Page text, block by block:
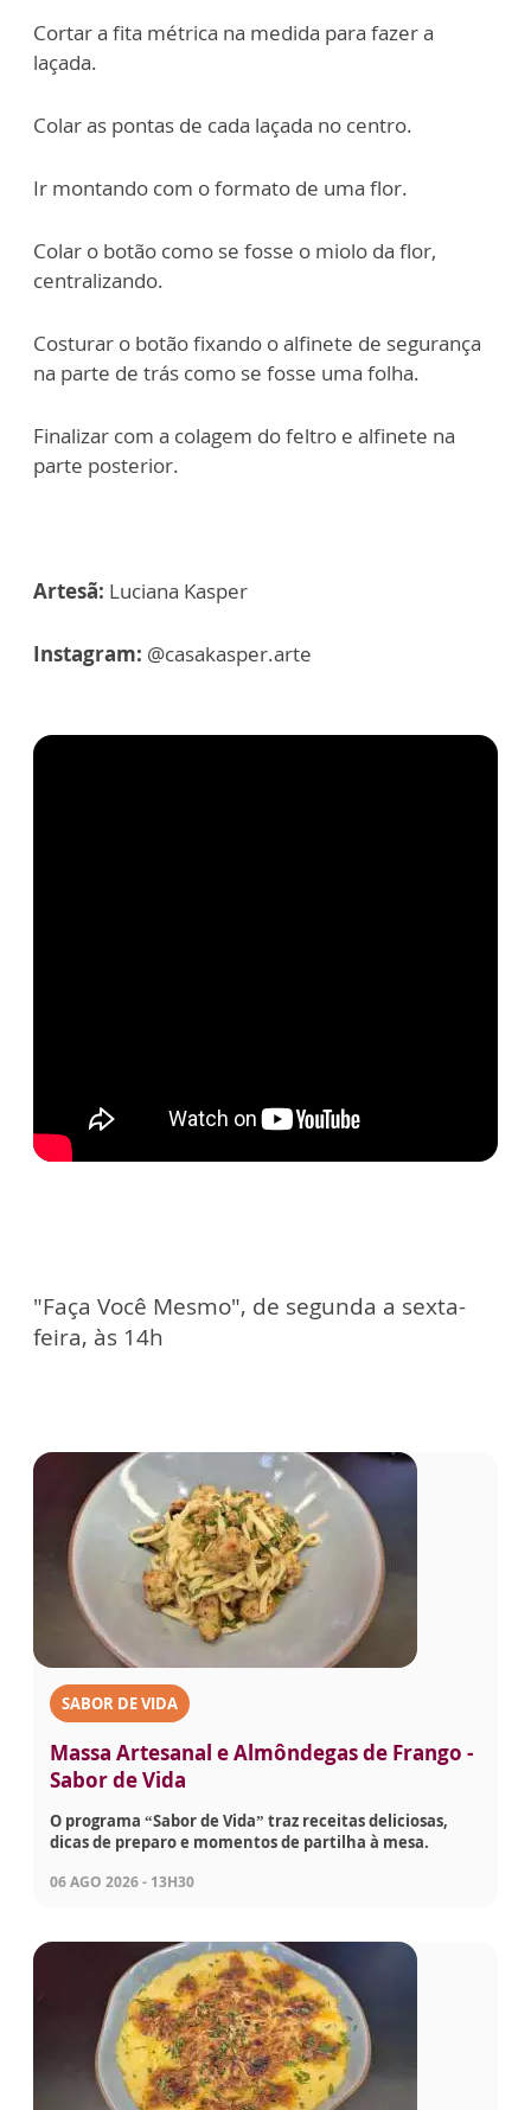
Cortar a fita métrica na medida para fazer a
laçada.
Colar as pontas de cada laçada no centro.
Ir montando com o formato de uma flor.
Colar o botão como se fosse o miolo da flor,
centralizando.
Costurar o botão fixando o alfinete de segurança
na parte de trás como se fosse uma folha.
Finalizar com a colagem do feltro e alfinete na
parte posterior.
Artesã: Luciana Kasper
Instagram: @casakasper.arte
"Faça Você Mesmo", de segunda a sexta-
feira, às 14h
SABOR DE VIDA
Massa Artesanal e Almôndegas de Frango -
Sabor de Vida
O programa “Sabor de Vida” traz receitas deliciosas,
dicas de preparo e momentos de partilha à mesa.
06 AGO 2026 - 13H30